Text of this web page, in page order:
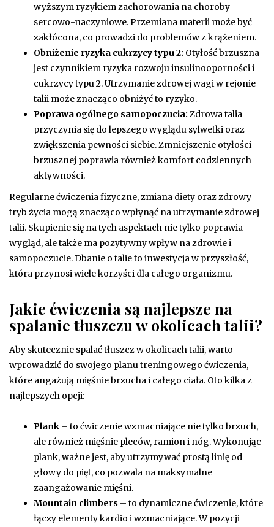
wyższym ryzykiem zachorowania na choroby
sercowo-naczyniowe. Przemiana materii może być
zakłócona, co prowadzi do problemów z krążeniem.
Obniżenie ryzyka cukrzycy typu 2: Otyłość brzuszna
jest czynnikiem ryzyka rozwoju insulinooporności i
cukrzycy typu 2. Utrzymanie zdrowej wagi w rejonie
talii może znacząco obniżyć to ryzyko.
Poprawa ogólnego samopoczucia: Zdrowa talia
przyczynia się do lepszego wyglądu sylwetki oraz
zwiększenia pewności siebie. Zmniejszenie otyłości
brzusznej poprawia również komfort codziennych
aktywności.
Regularne ćwiczenia fizyczne, zmiana diety oraz zdrowy
tryb życia mogą znacząco wpłynąć na utrzymanie zdrowej
talii. Skupienie się na tych aspektach nie tylko poprawia
wygląd, ale także ma pozytywny wpływ na zdrowie i
samopoczucie. Dbanie o talie to inwestycja w przyszłość,
która przynosi wiele korzyści dla całego organizmu.
Jakie ćwiczenia są najlepsze na
spalanie tłuszczu w okolicach talii?
Aby skutecznie spalać tłuszcz w okolicach talii, warto
wprowadzić do swojego planu treningowego ćwiczenia,
które angażują mięśnie brzucha i całego ciała. Oto kilka z
najlepszych opcji:
Plank – to ćwiczenie wzmacniające nie tylko brzuch,
ale również mięśnie pleców, ramion i nóg. Wykonując
plank, ważne jest, aby utrzymywać prostą linię od
głowy do pięt, co pozwala na maksymalne
zaangażowanie mięśni.
Mountain climbers – to dynamiczne ćwiczenie, które
łączy elementy kardio i wzmacniające. W pozycji